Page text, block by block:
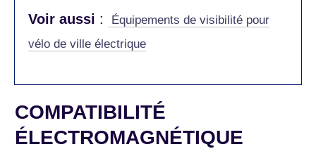
Voir aussi :
Équipements de visibilité pour
vélo de ville électrique
COMPATIBILITÉ
ÉLECTROMAGNÉTIQUE